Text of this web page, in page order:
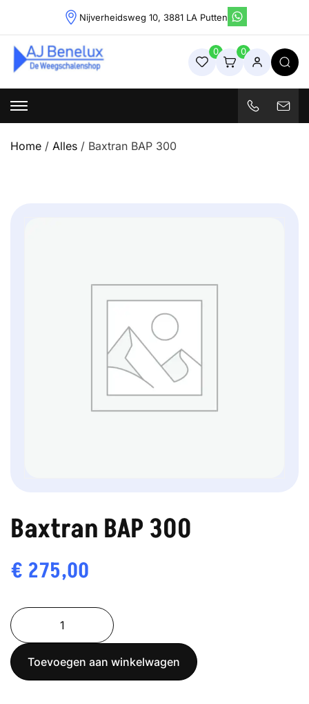
content
Nijverheidsweg 10, 3881 LA Putten
Weegschalenshop | Precisieweegschalen & Industriële
Weegoplossingen
0 0
Home / Alles / Baxtran BAP 300
Baxtran BAP 300
€ 275,00
Baxtran
BAP
300
aantal
Toevoegen aan winkelwagen